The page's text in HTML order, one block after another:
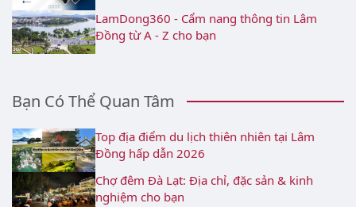
LamDong360 - Cẩm nang thông tin Lâm
Đồng từ A - Z cho bạn
Bạn Có Thể Quan Tâm
Top địa điểm du lịch thiên nhiên tại Lâm
Đồng hấp dẫn 2026
Chợ đêm Đà Lạt: Địa chỉ, đặc sản & kinh
nghiệm cho bạn